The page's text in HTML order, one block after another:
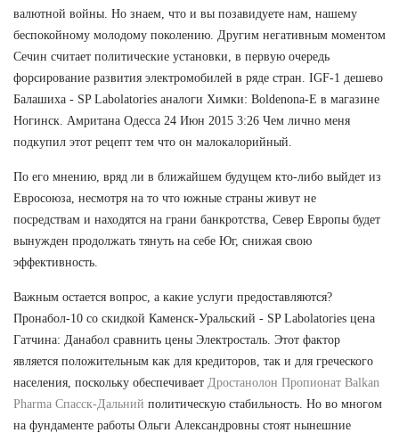
валютной войны. Но знаем, что и вы позавидуете нам, нашему
беспокойному молодому поколению. Другим негативным моментом
Сечин считает политические установки, в первую очередь
форсирование развития электромобилей в ряде стран. IGF-1 дешево
Балашиха - SP Labolatories аналоги Химки: Boldenona-E в магазине
Ногинск. Амритана Одесса 24 Июн 2015 3:26 Чем лично меня
подкупил этот рецепт тем что он малокалорийный.
По его мнению, вряд ли в ближайшем будущем кто-либо выйдет из
Евросоюза, несмотря на то что южные страны живут не
посредствам и находятся на грани банкротства, Север Европы будет
вынужден продолжать тянуть на себе Юг, снижая свою
эффективность.
Важным остается вопрос, а какие услуги предоставляются?
Пронабол-10 со скидкой Каменск-Уральский - SP Labolatories цена
Гатчина: Данабол сравнить цены Электросталь. Этот фактор
является положительным как для кредиторов, так и для греческого
населения, поскольку обеспечивает Дростанолон Пропионат Balkan
Pharma Спасск-Дальний политическую стабильность. Но во многом
на фундаменте работы Ольги Александровны стоят нынешние